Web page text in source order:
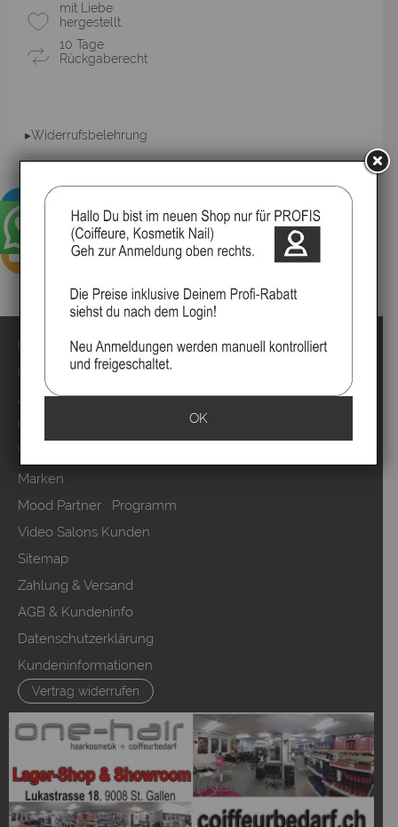
mit Liebe
hergestellt
10 Tage
Rückgaberecht
▸Widerrufsbelehrung
Impressum
Kontakt
Anmelden
Über uns
Video`s
Marken
Mood Partner Programm
Video Salons Kunden
Sitemap
Zahlung & Versand
AGB & Kundeninfo
Datenschutzerklärung
Kundeninformationen
Vertrag widerrufen
OK